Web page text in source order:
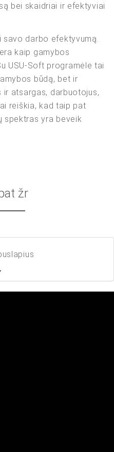
bei skaidriai ir efektyviai
savo darbo efektyvumą.
kaip gamybos
USU-Soft programėle tai
būdą, bet ir
ir atsargas, darbuotojus,
reiškia, kad taip pat
spektras yra beveik
žr